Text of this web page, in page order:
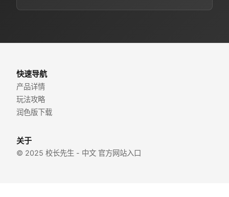
快速导航
产品详情
玩法攻略
润色版下载
关于
© 2025 校长先生 - 中文 官方网站入口